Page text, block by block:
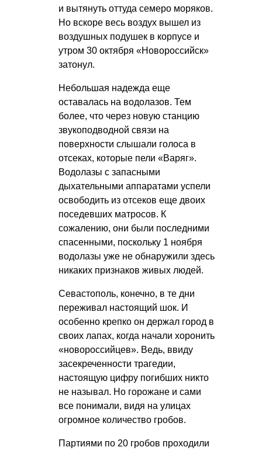
и вытянуть оттуда семеро моряков.
Но вскоре весь воздух вышел из
воздушных подушек в корпусе и
утром 30 октября «Новороссийск»
затонул.
Небольшая надежда еще
оставалась на водолазов. Тем
более, что через новую станцию
звукоподводной связи на
поверхности слышали голоса в
отсеках, которые пели «Варяг».
Водолазы с запасными
дыхательными аппаратами успели
освободить из отсеков еще двоих
поседевших матросов. К
сожалению, они были последними
спасенными, поскольку 1 ноября
водолазы уже не обнаружили здесь
никаких признаков живых людей.
Севастополь, конечно, в те дни
переживал настоящий шок. И
особенно крепко он держал город в
своих лапах, когда начали хоронить
«новороссийцев». Ведь, ввиду
засекреченности трагедии,
настоящую цифру погибших никто
не называл. Но горожане и сами
все понимали, видя на улицах
огромное количество гробов.
Партиями по 20 гробов проходили